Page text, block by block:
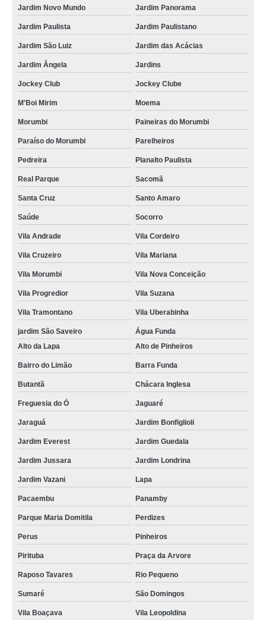
Jardim Novo Mundo Jardim Panorama
Jardim Paulista Jardim Paulistano
Jardim São Luiz Jardim das Acácias
Jardim Ângela Jardins
Jockey Club Jockey Clube
M'Boi Mirim Moema
Morumbi Paineiras do Morumbi
Paraíso do Morumbi Parelheiros
Pedreira Planalto Paulista
Real Parque Sacomã
Santa Cruz Santo Amaro
Saúde Socorro
Vila Andrade Vila Cordeiro
Vila Cruzeiro Vila Mariana
Vila Morumbi Vila Nova Conceição
Vila Progredior Vila Suzana
Vila Tramontano Vila Uberabinha
jardim São Saveiro
Água Funda
Alto da Lapa
Alto de Pinheiros
Bairro do Limão Barra Funda
Butantã Chácara Inglesa
Freguesia do Ó Jaguaré
Jaraguá Jardim Bonfiglioli
Jardim Everest Jardim Guedala
Jardim Jussara Jardim Londrina
Jardim Vazani Lapa
Pacaembu Panamby
Parque Maria Domitila Perdizes
Perus Pinheiros
Pirituba Praça da Arvore
Raposo Tavares Rio Pequeno
Sumaré São Domingos
Vila Boaçava Vila Leopoldina